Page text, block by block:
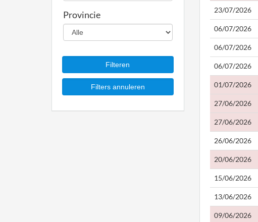
Provincie 23/07/2026
06/07/2026
06/07/2026
06/07/2026
01/07/2026
27/06/2026
27/06/2026
26/06/2026
20/06/2026
15/06/2026
13/06/2026
09/06/2026